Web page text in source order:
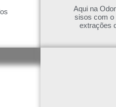
Aqui na
sisos com o
extrações